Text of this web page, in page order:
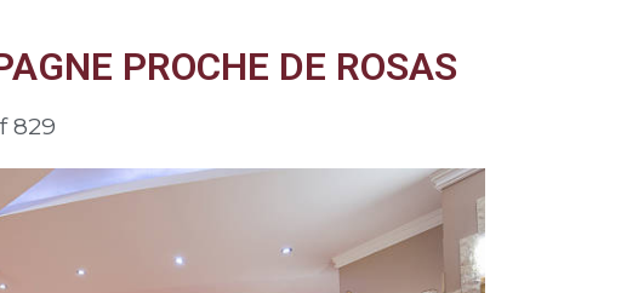
PROCHE DE ROSAS
829